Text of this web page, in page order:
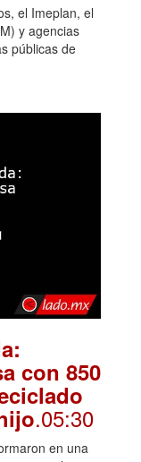
el Imeplan, el
y agencias
públicas de
con 850
.05:30
en una